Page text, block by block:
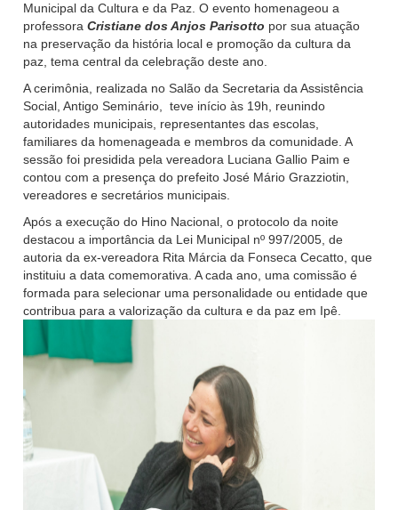
Municipal da Cultura e da Paz. O evento homenageou a
professora Cristiane dos Anjos Parisotto por sua atuação
na preservação da história local e promoção da cultura da
paz, tema central da celebração deste ano.
A cerimônia, realizada no Salão da Secretaria da Assistência
Social, Antigo Seminário, teve início às 19h, reunindo
autoridades municipais, representantes das escolas,
familiares da homenageada e membros da comunidade. A
sessão foi presidida pela vereadora Luciana Gallio Paim e
contou com a presença do prefeito José Mário Grazziotin,
vereadores e secretários municipais.
Após a execução do Hino Nacional, o protocolo da noite
destacou a importância da Lei Municipal nº 997/2005, de
autoria da ex-vereadora Rita Márcia da Fonseca Cecatto, que
instituiu a data comemorativa. A cada ano, uma comissão é
formada para selecionar uma personalidade ou entidade que
contribua para a valorização da cultura e da paz em Ipê.